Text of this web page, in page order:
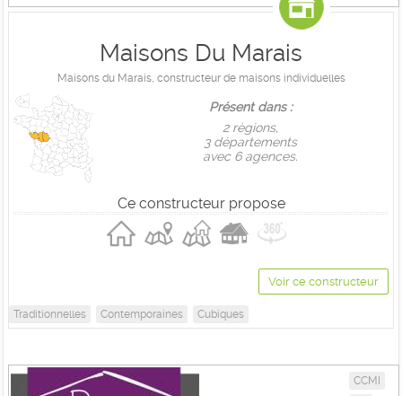
Maisons Du Marais
Maisons du Marais, constructeur de maisons individuelles
Présent dans :
2 règions,
3 départements
avec 6 agences.
Ce constructeur propose
Voir ce constructeur
Traditionnelles Contemporaines Cubiques
CCMI